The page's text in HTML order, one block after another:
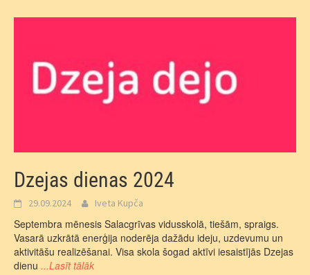
Dzejas dienas 2024
29.09.2024 Iveta Kupča
Septembra mēnesis Salacgrīvas vidusskolā, tiešām, spraigs.
Vasarā uzkrātā enerģija noderēja dažādu ideju, uzdevumu un
aktivitāšu realizēšanai. Visa skola šogad aktīvi iesaistījās Dzejas
dienu ...Lasīt tālāk